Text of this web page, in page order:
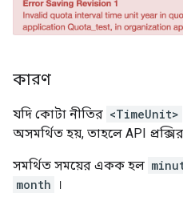
কারণ
যদি কোটা নীতির <TimeUnit>
অসমর্থিত হয়, তাহলে API প্রক্সির
সমর্থিত সময়ের একক হল
month
।